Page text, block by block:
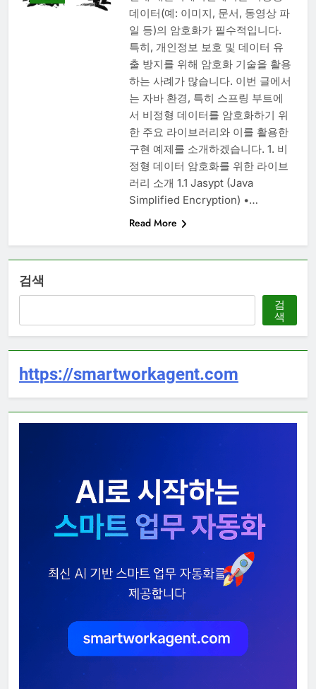
데이터(예: 이미지, 문서, 동영상 파
일 등)의 암호화가 필수적입니다.
특히, 개인정보 보호 및 데이터 유
출 방지를 위해 암호화 기술을 활용
하는 사례가 많습니다. 이번 글에서
는 자바 환경, 특히 스프링 부트에
서 비정형 데이터를 암호화하기 위
한 주요 라이브러리와 이를 활용한
구현 예제를 소개하겠습니다. 1. 비
정형 데이터 암호화를 위한 라이브
러리 소개 1.1 Jasypt (Java
Simplified Encryption) •…
Read More
검색
검
색
https://smartworkagent.com